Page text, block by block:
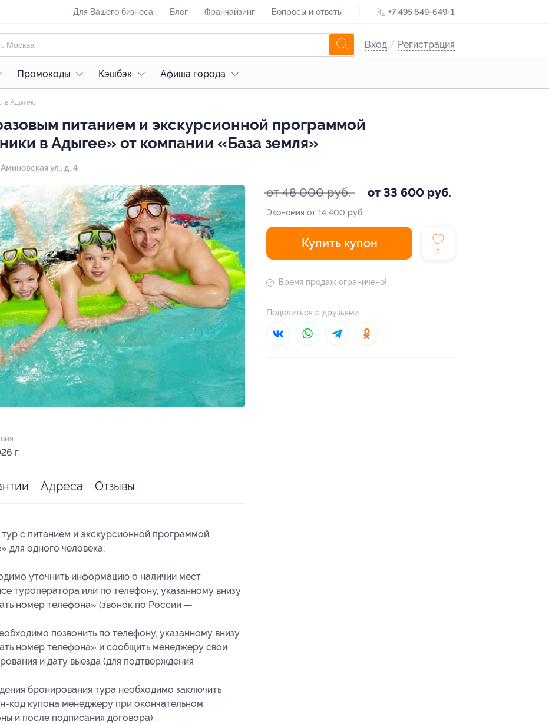
Для Вашего бизнеса Блог Франчайзинг Вопросы и ответы +7 495 649-649-1
Вход / Регистрация
Промокоды Кэшбэк Афиша города
в Адыгею
питанием и экскурсионной программой
в Адыгее» от компании «База земля»
ул., д. 4
от 48 000 руб. от 33 600 руб.
Экономия от 14 400 руб.
Купить купон
3
Время продаж ограничено!
Поделиться с друзьями
г.
Адреса Отзывы
с питанием и экскурсионной программой
для одного человека;
уточнить информацию о наличии мест
туроператора или по телефону, указанному внизу
номер телефона» (звонок по России —
позвонить по телефону, указанному внизу
номер телефона» и сообщить менеджеру свои
и дату выезда (для подтверждения
бронирования тура необходимо заключить
код купона менеджеру при окончательном
и после подписания договора).